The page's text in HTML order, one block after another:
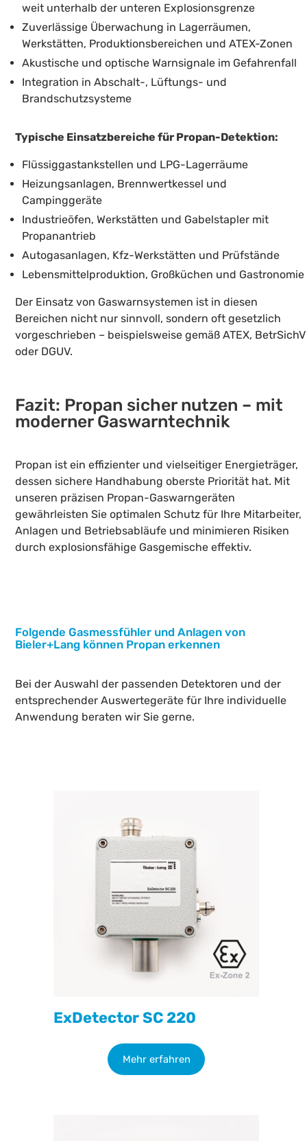
weit unterhalb der unteren Explosionsgrenze
Zuverlässige Überwachung in Lagerräumen,
Werkstätten, Produktionsbereichen und ATEX-Zonen
Akustische und optische Warnsignale im Gefahrenfall
Integration in Abschalt-, Lüftungs- und
Brandschutzsysteme
Typische Einsatzbereiche für Propan-Detektion:
Flüssiggastankstellen und LPG-Lagerräume
Heizungsanlagen, Brennwertkessel und
Campinggeräte
Industrieöfen, Werkstätten und Gabelstapler mit
Propanantrieb
Autogasanlagen, Kfz-Werkstätten und Prüfstände
Lebensmittelproduktion, Großküchen und Gastronomie
Der Einsatz von Gaswarnsystemen ist in diesen
Bereichen nicht nur sinnvoll, sondern oft gesetzlich
vorgeschrieben – beispielsweise gemäß ATEX, BetrSichV
oder DGUV.
Fazit: Propan sicher nutzen – mit
moderner Gaswarntechnik
Propan ist ein effizienter und vielseitiger Energieträger,
dessen sichere Handhabung oberste Priorität hat. Mit
unseren präzisen Propan-Gaswarngeräten
gewährleisten Sie optimalen Schutz für Ihre Mitarbeiter,
Anlagen und Betriebsabläufe und minimieren Risiken
durch explosionsfähige Gasgemische effektiv.
Folgende Gasmessfühler und Anlagen von
Bieler+Lang können Propan erkennen
Bei der Auswahl der passenden Detektoren und der
entsprechender Auswertegeräte für Ihre individuelle
Anwendung beraten wir Sie gerne.
ExDetector SC 220
Mehr erfahren